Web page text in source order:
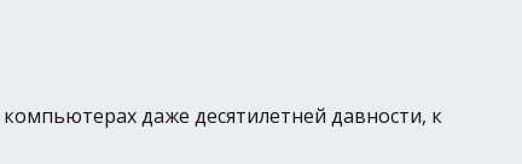
даже десятилетней давности, к